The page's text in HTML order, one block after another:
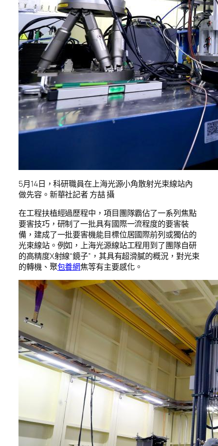
5月14日，科研職員在上海光源小角散射光束線站內
做先容。新華社記者 方喆 攝
在工程扶植經過歷程中，項目團隊霸佔了一系列焦點
要害技巧，研制了一批具有國際一流程度的要害裝
備，建成了一批要害機能目標位居國際前列或獨佔的
光束線站。例如，上海光源線站工程用到了團隊自研
的高精度X射線“鏡子”，其具有超滑膩的概況，對光束
的轉機、聚包養網焦等有主要感化。